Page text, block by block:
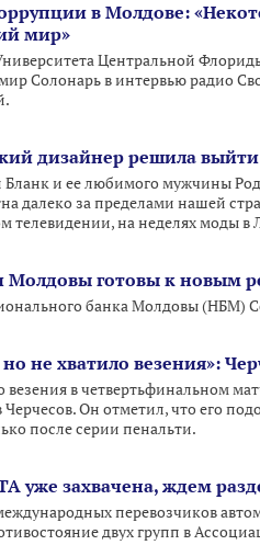
в Молдове:
мир»
Центральной
Солонарь в интервью радио
дизайнер решила выйти
и ее любимого мужчины
далеко за пределами нашей
телевидении, на неделях моды в
Молдовы готовы к новым
банка Молдовы (НБМ)
не хватило везения»:
в четвертьфинальном
Он отметил, что его
после серии пенальти.
уже захвачена, ждем
перевозчиков
двух групп в